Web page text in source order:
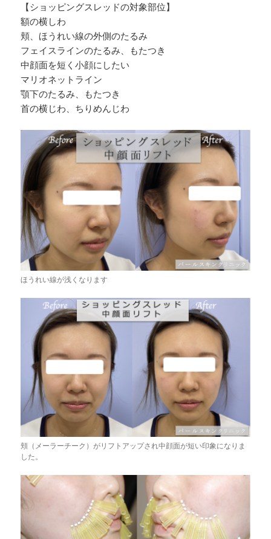
【ショッピングスレッドの対象部位】
額の横しわ
頬、ほうれい線の外側のたるみ
フェイスラインのたるみ、もたつき
中顔面を短く小顔にしたい
マリオネットライン
顎下のたるみ、もたつき
首の横じわ、ちりめんじわ
ほうれい線が浅くなります
頬（メーラーチーク）がリフトアップされ中顔面が短い印象になりま
した。